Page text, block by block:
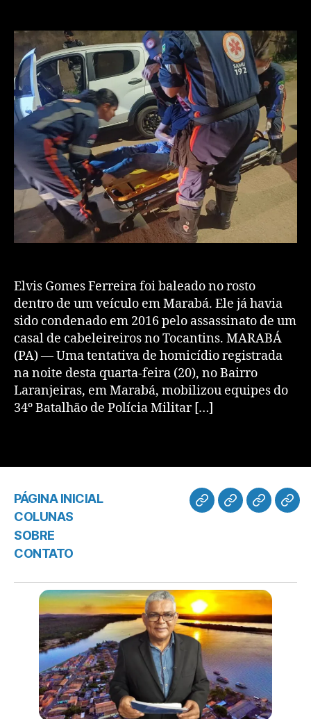
​Elvis Gomes Ferreira foi baleado no rosto
dentro de um veículo em Marabá. Ele já havia
sido condenado em 2016 pelo assassinato de um
casal de cabeleireiros no Tocantins. ​MARABÁ
(PA) — Uma tentativa de homicídio registrada
na noite desta quarta-feira (20), no Bairro
Laranjeiras, em Marabá, mobilizou equipes do
34º Batalhão de Polícia Militar […]
PÁGINA INICIAL
COLUNAS
SOBRE
CONTATO